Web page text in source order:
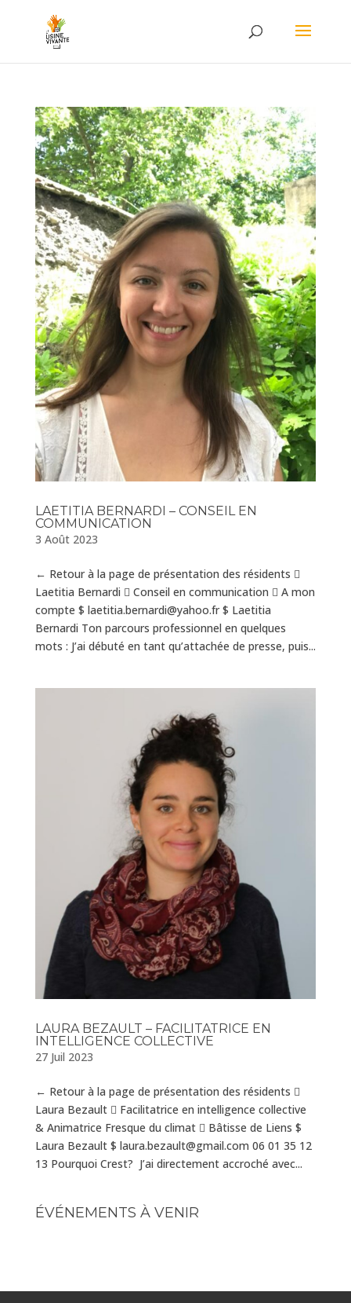
LAETITIA BERNARDI – CONSEIL EN
COMMUNICATION
3 Août 2023
← Retour à la page de présentation des résidents 
Laetitia Bernardi  Conseil en communication  A mon
compte $ laetitia.bernardi@yahoo.fr $ Laetitia
Bernardi Ton parcours professionnel en quelques
mots : J’ai débuté en tant qu’attachée de presse, puis...
LAURA BEZAULT – FACILITATRICE EN
INTELLIGENCE COLLECTIVE
27 Juil 2023
← Retour à la page de présentation des résidents 
Laura Bezault  Facilitatrice en intelligence collective
& Animatrice Fresque du climat  Bâtisse de Liens $
Laura Bezault $ laura.bezault@gmail.com 06 01 35 12
13 Pourquoi Crest? J’ai directement accroché avec...
ÉVÉNEMENTS À VENIR